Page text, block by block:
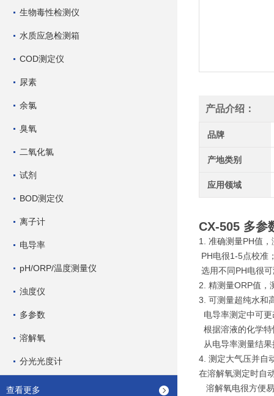
生物毒性检测仪
水质应急检测箱
COD测定仪
尿素
余氯
臭氧
二氧化氯
试剂
BOD测定仪
离子计
电导率
pH/ORP/温度测量仪
浊度仪
多参数
溶解氧
分光光度计
查看更多
产品介绍：
品牌
产地类别
应用领域
CX-505 多参
1. 准确测量PH值
PH电很1-5点校准
选用不同PH电很
2. 精测量ORP值，
3. 可测量超纯水和
电导率测定中可
根据溶液的化学
从电导率测量结
4. 测定大气压并自
在溶解氧测定时自
溶解氧电很方便